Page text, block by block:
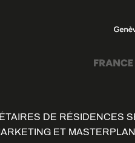
DE RÉSIDENCES
ET MASTERPLAN